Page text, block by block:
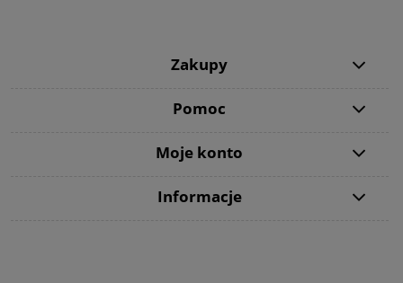
Zakupy
Pomoc
Moje konto
Informacje